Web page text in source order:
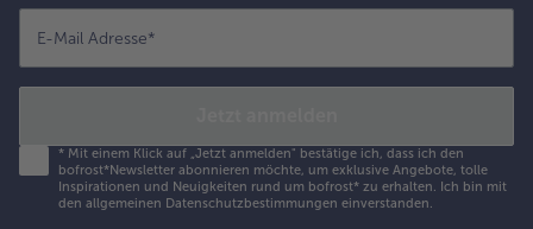
bei
ca.
min
E-Mail Adresse*
* Mit einem Klick auf „Jetzt anmelden" bestätige ich, dass ich den
bofrost*Newsletter abonnieren möchte, um exklusive Angebote, tolle
Inspirationen und Neuigkeiten rund um bofrost* zu erhalten. Ich bin mit
den allgemeinen Datenschutzbestimmungen einverstanden.